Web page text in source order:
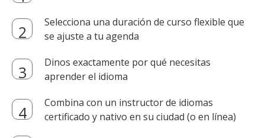
Selecciona una duración de curso flexible que
se ajuste a tu agenda
Dinos exactamente por qué necesitas
aprender el idioma
Combina con un instructor de idiomas
certificado y nativo en su ciudad (o en línea)